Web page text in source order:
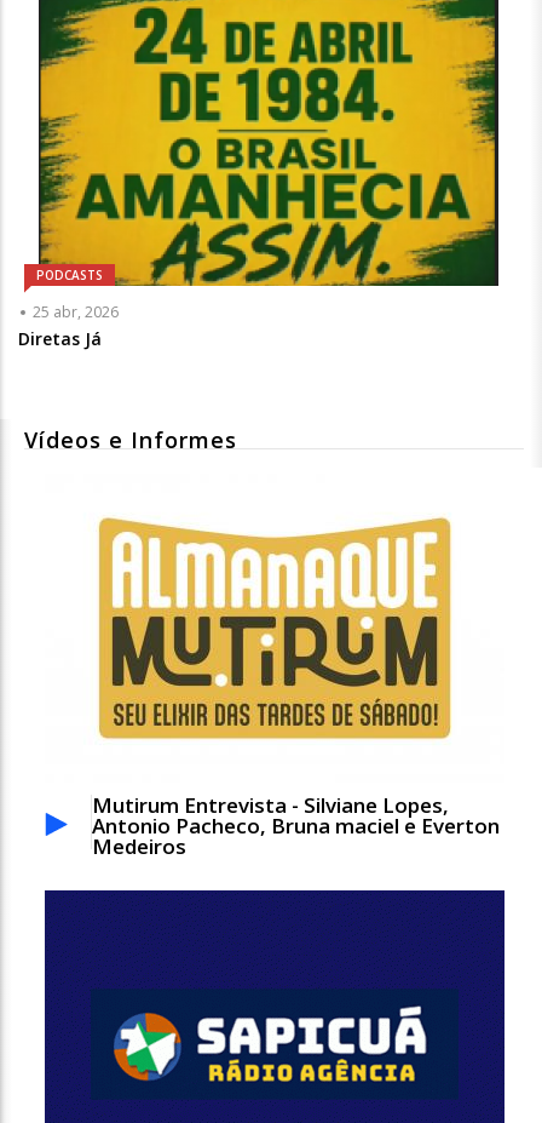
PODCASTS
25 abr, 2026
Diretas Já
Vídeos e Informes
Mutirum Entrevista - Silviane Lopes,
Antonio Pacheco, Bruna maciel e Everton
Medeiros